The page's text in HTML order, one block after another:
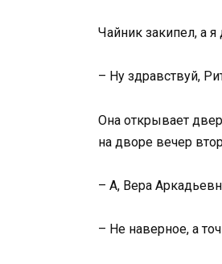
Чайник закипел, а я
– Ну здравствуй,
Она открывает
на дворе вечер
– А, Вера
– Не наверное, а